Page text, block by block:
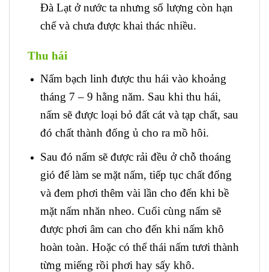
Đà Lạt ở nước ta nhưng số lượng còn hạn
chế và chưa được khai thác nhiều.
Thu hái
Nấm bạch linh được thu hái vào khoảng
tháng 7 – 9 hằng năm. Sau khi thu hái,
nấm sẽ được loại bỏ đất cát và tạp chất, sau
đó chất thành đống ủ cho ra mồ hôi.
Sau đó nấm sẽ được rải đều ở chỗ thoáng
gió để làm se mặt nấm, tiếp tục chất đống
và đem phơi thêm vài lần cho đến khi bề
mặt nấm nhăn nheo. Cuối cùng nấm sẽ
được phơi âm can cho đến khi nấm khô
hoàn toàn. Hoặc có thể thái nấm tươi thành
từng miếng rồi phơi hay sấy khô.